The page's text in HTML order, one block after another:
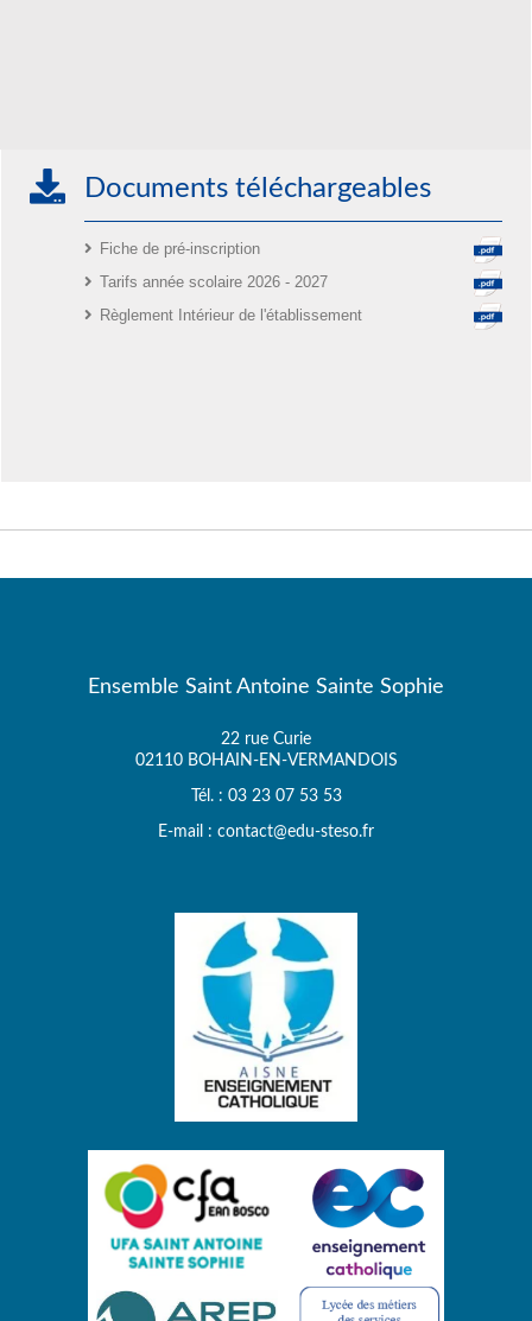
Documents téléchargeables
Fiche de pré-inscription
Tarifs année scolaire 2026 - 2027
Règlement Intérieur de l'établissement
Ensemble Saint Antoine Sainte Sophie
22 rue Curie
02110 BOHAIN-EN-VERMANDOIS
Tél. : 03 23 07 53 53
E-mail : contact@edu-steso.fr